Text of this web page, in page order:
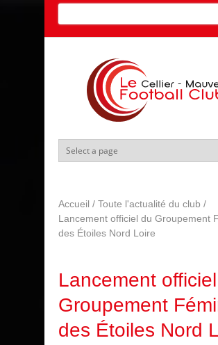
Aller au contenu principal
Formulaire de
Search this site
Accueil / Toute l'actualité du club /
Lancement officiel du Groupement
des Étoiles Nord Loire
Lancement
Groupement
des Étoiles Nord